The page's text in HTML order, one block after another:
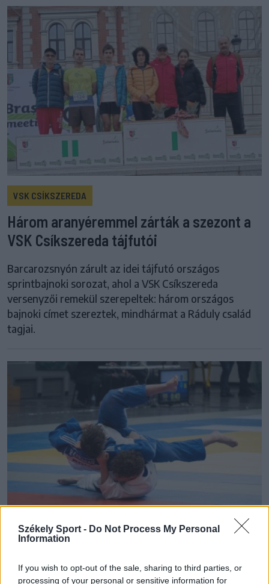
Székely Sport - Do Not Process My Personal
Information
If you wish to opt-out of the sale, sharing to third parties, or
processing of your personal or sensitive information for
VSK CSÍKSZEREDA
Három aranyéremmel zárták a szezont a
VSK Csíkszereda tájfutói
Barcarozsnyón zárult az idei tájfutó országos
sprintbajnoki sorozat, ahol a VSK Csíkszereda
versenyzői remekül szerepeltek: három országos
bajnoki címet szereztek, mindhármat a Ráduly család
tagjai.
Egyéniben több érmet, csapatban bronzot